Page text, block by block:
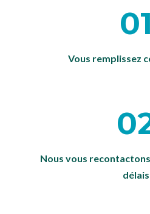
01
Vous remplissez
Nous vous
délais